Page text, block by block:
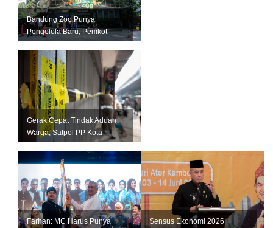
Bandung Zoo Punya
Pengelola Baru, Pemkot
Bandung Siapkan Perizinan
dan Transisi ...
Gerak Cepat Tindak Aduan
Warga, Satpol PP Kota
Bandung Segel Empat Kios
Farhan: MC Harus Punya
Sensus Ekonomi 2026